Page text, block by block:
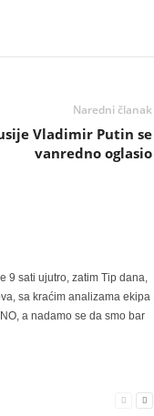
Naredni članak
Vladimir Putin se
vanredno oglasio
9 sati ujutro, zatim Tip dana,
sa kraćim analizama ekipa
a nadamo se da smo bar